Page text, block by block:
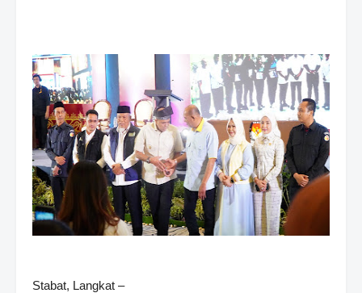
Stabat, Langkat –